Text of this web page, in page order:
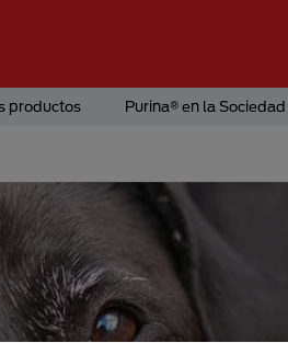
productos Purina® en la Sociedad